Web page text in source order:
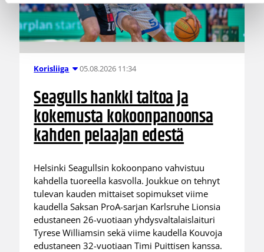
Korisliiga 05.08.2026 11:34
Seagulls hankki taitoa ja
kokemusta kokoonpanoonsa
kahden pelaajan edestä
Helsinki Seagullsin kokoonpano vahvistuu
kahdella tuoreella kasvolla. Joukkue on tehnyt
tulevan kauden mittaiset sopimukset viime
kaudella Saksan ProA-sarjan Karlsruhe Lionsia
edustaneen 26-vuotiaan yhdysvaltalaislaituri
Tyrese Williamsin sekä viime kaudella Kouvoja
edustaneen 32-vuotiaan Timi Puittisen kanssa.